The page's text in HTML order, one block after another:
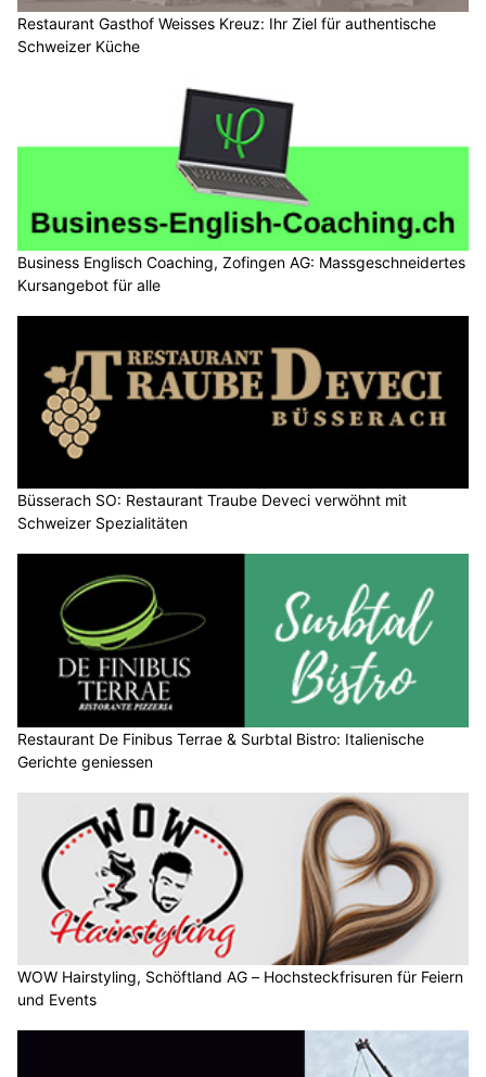
Restaurant Gasthof Weisses Kreuz: Ihr Ziel für authentische
Schweizer Küche
Business Englisch Coaching, Zofingen AG: Massgeschneidertes
Kursangebot für alle
Büsserach SO: Restaurant Traube Deveci verwöhnt mit
Schweizer Spezialitäten
Restaurant De Finibus Terrae & Surbtal Bistro: Italienische
Gerichte geniessen
WOW Hairstyling, Schöftland AG – Hochsteckfrisuren für Feiern
und Events